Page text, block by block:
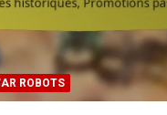
ROBOTS